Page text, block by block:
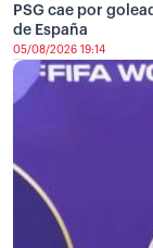
PSG cae por
de España
05/08/2026 19:14